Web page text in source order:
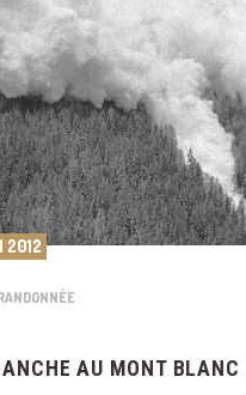
2012
AU MONT BLANC